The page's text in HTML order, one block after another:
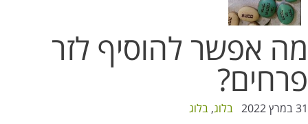
מה אפשר להוסיף לזר
פרחים?
31 במרץ 2022 בלוג, בלוג